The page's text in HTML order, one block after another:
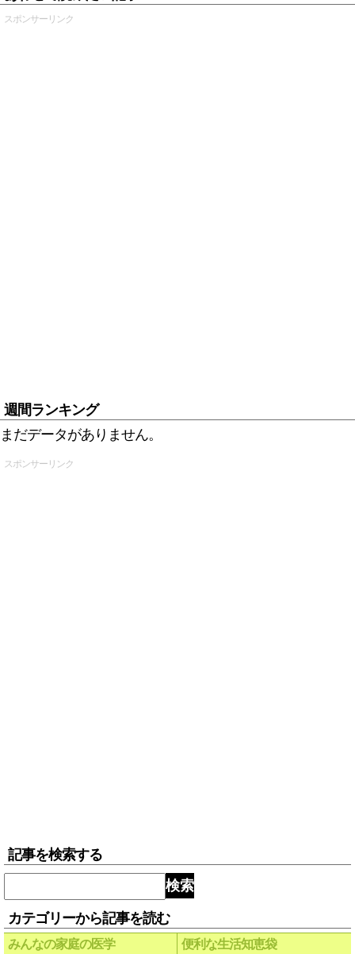
スポンサーリンク
週間ランキング
まだデータがありません。
スポンサーリンク
記事を検索する
検索
カテゴリーから記事を読む
みんなの家庭の医学 便利な生活知恵袋